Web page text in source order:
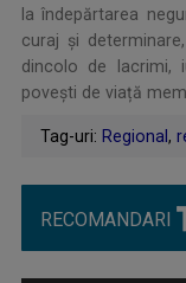
la îndepărtarea
curaj și
dincolo de lacrimi,
povești de viață
Tag-uri: Regional,
RECOMANDARI